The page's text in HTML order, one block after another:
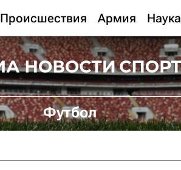
Происшествия Армия Наука
Футбол